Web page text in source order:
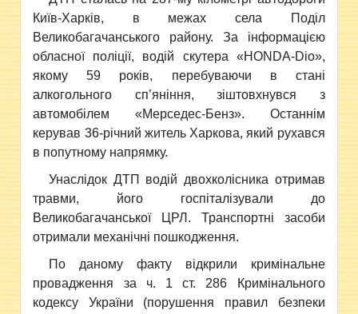
Київ-Харків, в межах села Поділ
Великобагачанського району. За інформацією
обласної поліції, водій скутера «HONDA-Dio»,
якому 59 років, перебуваючи в стані
алкогольного сп’яніння, зіштовхнувся з
автомобілем «Мерседес-Бенз». Останнім
керував 36-річний житель Харкова, який рухався
в попутному напрямку.
Унаслідок ДТП водій двохколісника отримав
травми, його госпіталізували до
Великобагачанської ЦРЛ. Транспортні засоби
отримали механічні пошкодження.
По даному факту відкрили кримінальне
провадження за ч. 1 ст. 286 Кримінального
кодексу України (порушення правил безпеки